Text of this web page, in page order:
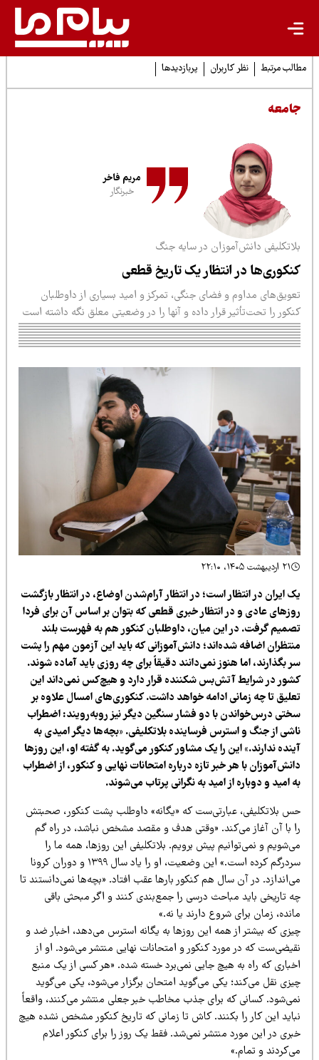
مرتبط نظر کاربران پربازدیدها
مریم فاخر
خبرنگار
دانش‌آموزان در سایه جنگ
در انتظار یک تاریخ قطعی
مداوم و فضای جنگی، تمرکز و امید بسیاری از داوطلبان
را تحت‌تأثیر قرار داده و آنها را در وضعیتی معلق نگه داشته است
ایران در انتظار است؛ در انتظار آرام‌شدن اوضاع، در انتظار بازگشت
عادی و در انتظار خبری قطعی که بتوان بر اساس آن برای فردا
گرفت. در این میان، داوطلبان کنکور هم به فهرست بلند
اضافه شده‌اند؛ دانش‌آموزانی که باید این آزمون مهم را پشت
بگذارند، اما هنوز نمی‌دانند دقیقاً برای چه روزی باید آماده شوند.
در شرایط آتش‌بس شکننده قرار دارد و هیچ‌کس نمی‌داند این
تا چه زمانی ادامه خواهد داشت. کنکوری‌های امسال علاوه بر
درس‌خواندن با دو فشار سنگین دیگر نیز روبه‌رویند: اضطراب
از جنگ و استرس فرساینده بلاتکلیفی. «بچه‌ها دیگر امیدی به
ندارند.» این را یک مشاور کنکور می‌گوید. به گفته او، این روزها
با هر خبر تازه درباره امتحانات نهایی و کنکور، از اضطراب
امید و دوباره از امید به نگرانی پرتاب می‌شوند.
بلاتکلیفی، عبارتی‌ست که «یگانه» داوطلب پشت کنکور، صحبتش
با آن آغاز می‌کند. «وقتی هدف و مقصد مشخص نباشد، در راه گم
و نمی‌توانیم پیش برویم. بلاتکلیفی این روزها، همه ما را
سردرگم کرده است.» این وضعیت، او را یاد سال ۱۳۹۹ و دوران کرونا
در آن سال هم کنکور بارها عقب افتاد. «بچه‌ها نمی‌دانستند تا
تاریخی باید مباحث درسی را جمع‌بندی کنند و اگر مبحثی باقی
زمان برای شروع دارند یا نه.»
که بیشتر از همه این روزها به یگانه استرس می‌دهد، اخبار ضد و
که در مورد کنکور و امتحانات نهایی منتشر می‌شود. او از
که راه به هیچ جایی نمی‌برد خسته شده. «هر کسی از یک منبع
نقل می‌کند؛ یکی می‌گوید امتحان برگزار می‌شود، یکی می‌گوید
کسانی که برای جذب مخاطب خبر جعلی منتشر می‌کنند، واقعاً
این کار را بکنند. کاش تا زمانی که تاریخ کنکور مشخص نشده هیچ
در این مورد منتشر نمی‌شد. فقط یک روز را برای کنکور اعلام
و تمام.»